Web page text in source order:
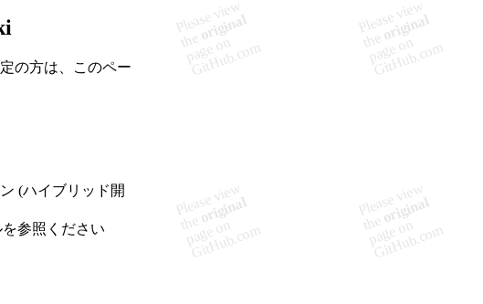
の方は、このペー
(ハイブリッド開
参照ください